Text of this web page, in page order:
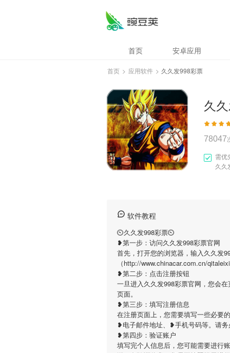
首页 安卓应用
首页 > 应用软件 > 久久发998彩票
久
78047
需优
久久
软件教程
⏲久久发998彩票⏲
❥第一步：访问久久发998彩票官网
首先，打开您的浏览器，输入久久发
（http://www.chinacar.com.cn/
❥第二步：点击注册按钮
一旦进入久久发998彩票官网，您会
页面。
❥第三步：填写注册信息
在注册页面上，您需要填写一些必要
❥电子邮件地址、❥手机号码等。请务
❥第四步：验证账户
填写完个人信息后，您可能需要进行